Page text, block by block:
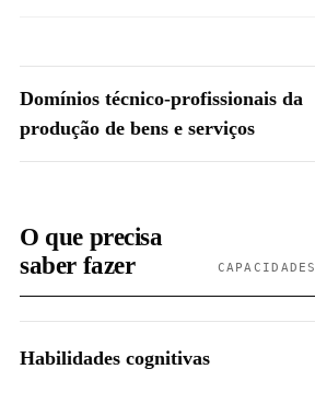
Domínios técnico-profissionais da
produção de bens e serviços
O que precisa
saber fazer
Habilidades cognitivas